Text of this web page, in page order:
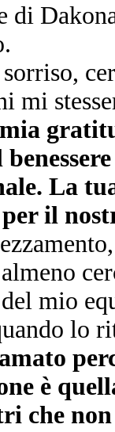
di
mi
La
il
mio
lo
è
che